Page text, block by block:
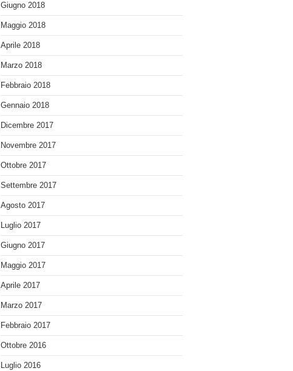
Giugno 2018
Maggio 2018
Aprile 2018
Marzo 2018
Febbraio 2018
Gennaio 2018
Dicembre 2017
Novembre 2017
Ottobre 2017
Settembre 2017
Agosto 2017
Luglio 2017
Giugno 2017
Maggio 2017
Aprile 2017
Marzo 2017
Febbraio 2017
Ottobre 2016
Luglio 2016